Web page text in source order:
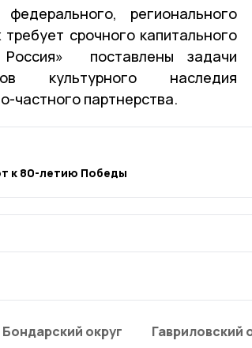
регионального
срочного капитального
поставлены задачи
культурного наследия
частного партнерства.
к 80-летию Победы
Бондарский округ Гавриловский